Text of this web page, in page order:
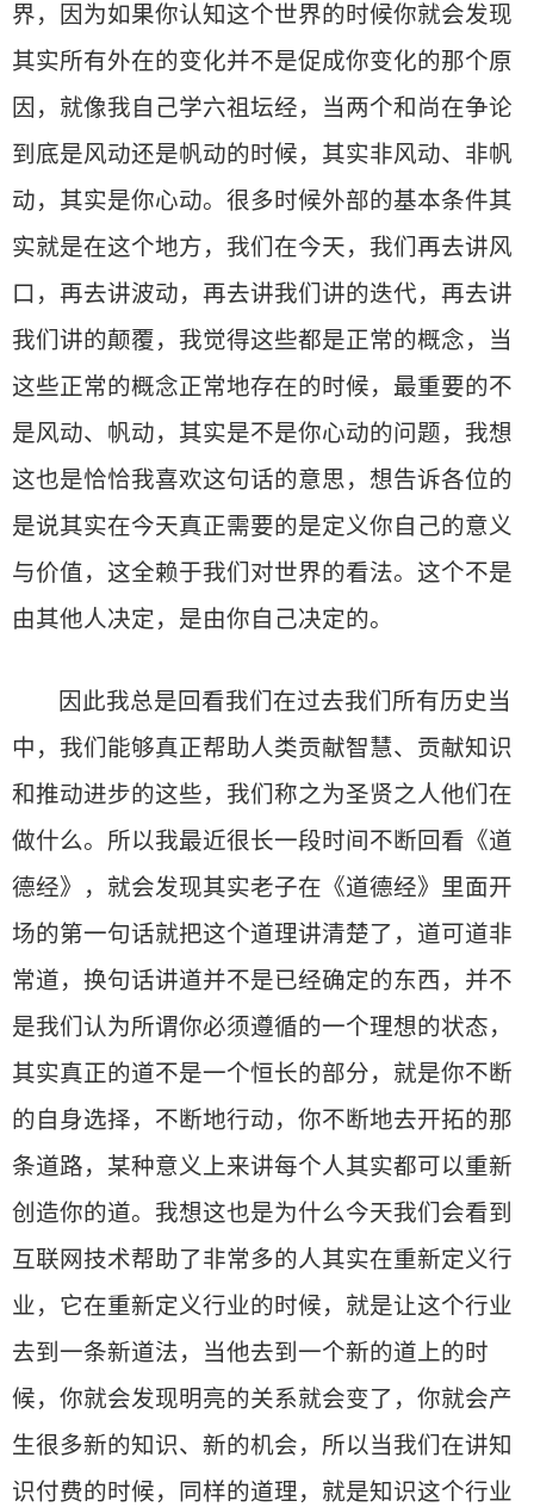
界，因为如果你认知这个世界的时候你就会发现
其实所有外在的变化并不是促成你变化的那个原
因，就像我自己学六祖坛经，当两个和尚在争论
到底是风动还是帆动的时候，其实非风动、非帆
动，其实是你心动。很多时候外部的基本条件其
实就是在这个地方，我们在今天，我们再去讲风
口，再去讲波动，再去讲我们讲的迭代，再去讲
我们讲的颠覆，我觉得这些都是正常的概念，当
这些正常的概念正常地存在的时候，最重要的不
是风动、帆动，其实是不是你心动的问题，我想
这也是恰恰我喜欢这句话的意思，想告诉各位的
是说其实在今天真正需要的是定义你自己的意义
与价值，这全赖于我们对世界的看法。这个不是
由其他人决定，是由你自己决定的。
因此我总是回看我们在过去我们所有历史当
中，我们能够真正帮助人类贡献智慧、贡献知识
和推动进步的这些，我们称之为圣贤之人他们在
做什么。所以我最近很长一段时间不断回看《道
德经》，就会发现其实老子在《道德经》里面开
场的第一句话就把这个道理讲清楚了，道可道非
常道，换句话讲道并不是已经确定的东西，并不
是我们认为所谓你必须遵循的一个理想的状态，
其实真正的道不是一个恒长的部分，就是你不断
的自身选择，不断地行动，你不断地去开拓的那
条道路，某种意义上来讲每个人其实都可以重新
创造你的道。我想这也是为什么今天我们会看到
互联网技术帮助了非常多的人其实在重新定义行
业，它在重新定义行业的时候，就是让这个行业
去到一条新道法，当他去到一个新的道上的时
候，你就会发现明亮的关系就会变了，你就会产
生很多新的知识、新的机会，所以当我们在讲知
识付费的时候，同样的道理，就是知识这个行业